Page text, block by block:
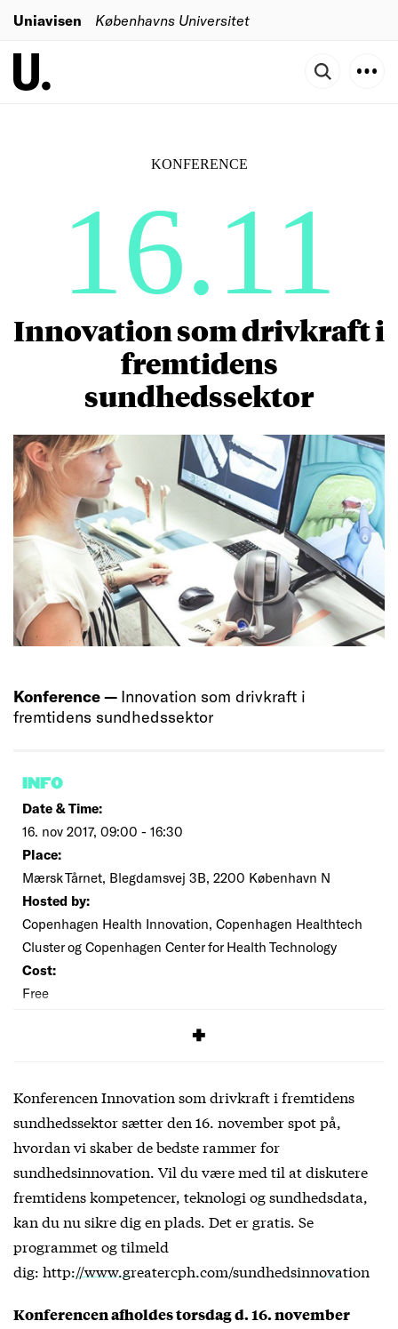
Uniavisen Københavns Universitet
KONFERENCE
16.11
Innovation som drivkraft i
fremtidens
sundhedssektor
Konference — Innovation som drivkraft i
fremtidens sundhedssektor
INFO
Date & Time:
16. nov 2017, 09:00 - 16:30
Place:
Mærsk Tårnet, Blegdamsvej 3B, 2200 København N
Hosted by:
Copenhagen Health Innovation, Copenhagen Healthtech
Cluster og Copenhagen Center for Health Technology
Cost:
Free
Konferencen Innovation som drivkraft i fremtidens
sundhedssektor sætter den 16. november spot på,
hvordan vi skaber de bedste rammer for
sundhedsinnovation. Vil du være med til at diskutere
fremtidens kompetencer, teknologi og sundhedsdata,
kan du nu sikre dig en plads. Det er gratis. Se
programmet og tilmeld
dig: http://www.greatercph.com/sundhedsinnovation
Konferencen afholdes torsdag d. 16. november